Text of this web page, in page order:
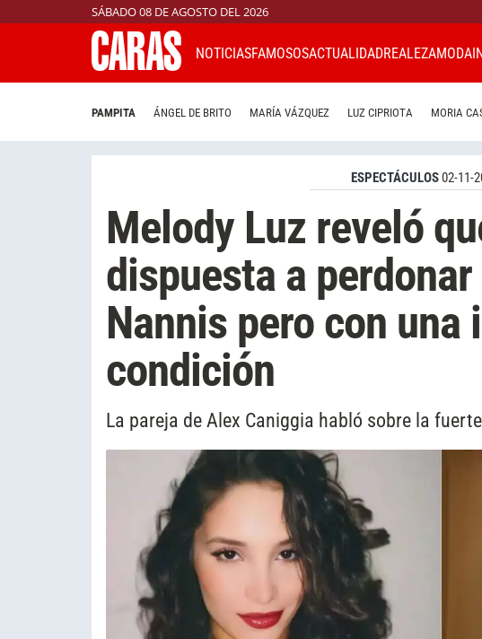
SÁBADO 08 DE AGOSTO DEL 2026
NOTICIASFAMOSOSACTUALIDADREALEZAMODA
PAMPITA ÁNGEL DE BRITO MARÍA VÁZQUEZ LUZ CIPRIOTA MORIA
ESPECTÁCULOS02-11-
Melody Luz reveló
dispuesta a
Nannis pero con
condición
La pareja de Alex Caniggia habló sobre la